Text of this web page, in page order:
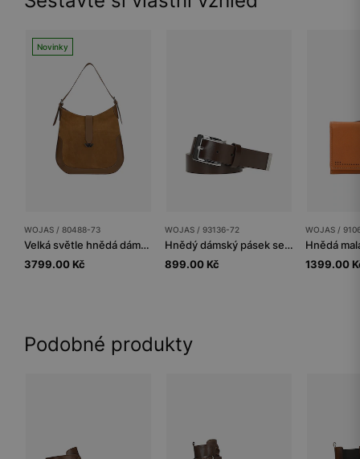
Novinky
WOJAS / 80488-73
Velká světle hnědá dámská kabelka z kombinované kůže
3799.00 Kč
WOJAS / 93136-72
Hnědý dámský pásek se stříbrnou přezkou
899.00 Kč
WOJAS /
1399.00
Podobné produkty